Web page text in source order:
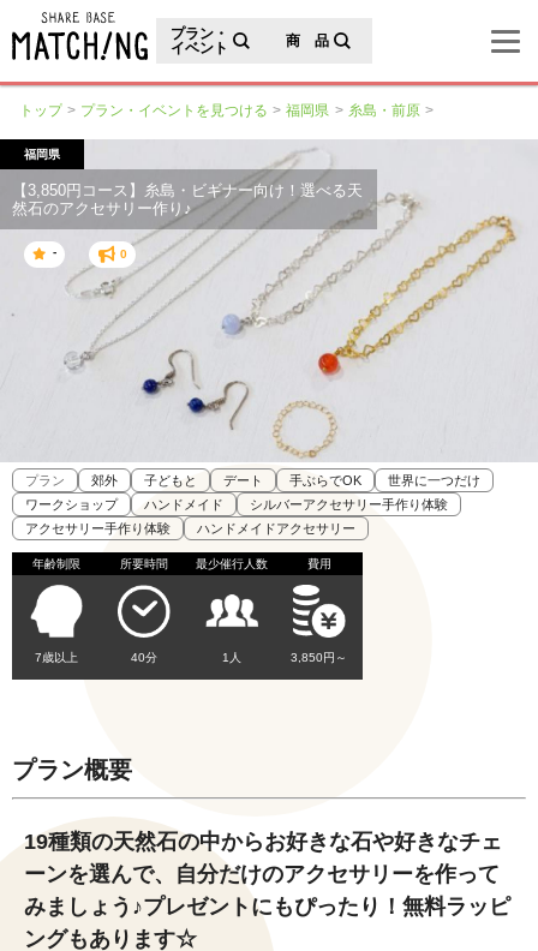
プラン・
イベント
商 品
トップ プラン・イベントを見つける 福岡県 糸島・前原
福岡県
【3,850円コース】糸島・ビギナー向け！選べる天
然石のアクセサリー作り♪
- 0
プラン 郊外 子どもと デート 手ぶらでOK
世界に一つだけ
ワークショップ
ハンドメイド
シルバーアクセサリー手作り体験
アクセサリー手作り体験
ハンドメイドアクセサリー
年齢制限
7歳以上
所要時間
40分
最少催行人数
1人
費用
3,850円～
プラン概要
19種類の天然石の中からお好きな石や好きなチェ
ーンを選んで、自分だけのアクセサリーを作って
みましょう♪プレゼントにもぴったり！無料ラッピ
ングもあります☆